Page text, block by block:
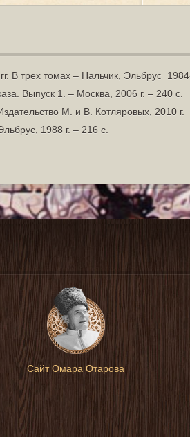
В трех томах – Нальчик, Эльбрус
Выпуск 1. – Москва, 2006 г. – 240 с.
М. и В. Котляровых, 2010 г.
1988 г. – 216 с.
Сайт Омара Отарова